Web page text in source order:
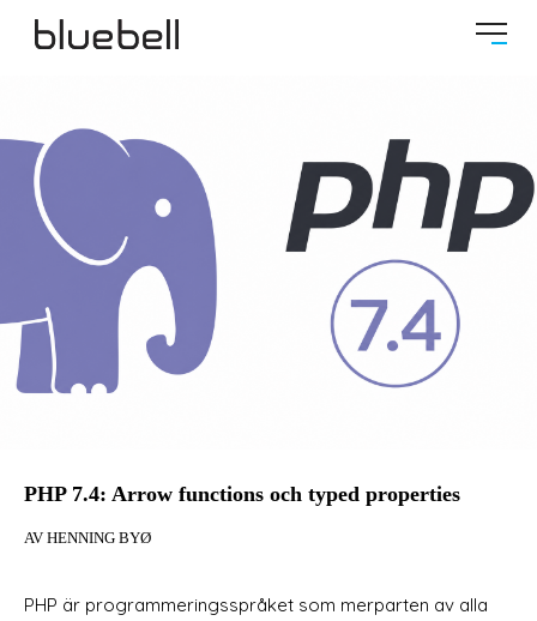
PHP 7.4: Arrow functions och typed properties
AV HENNING BYØ
PHP är programmeringsspråket som merparten av alla